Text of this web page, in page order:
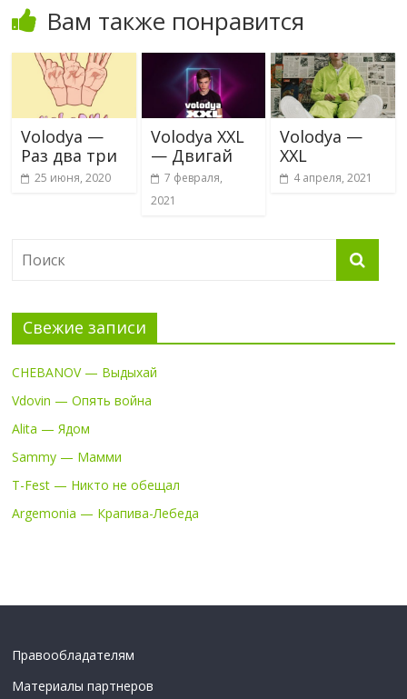
Вам также понравится
Volodya —
Раз два три
25 июня, 2020
Volodya XXL
— Двигай
7 февраля,
2021
Volodya —
XXL
4 апреля, 2021
Свежие записи
CHEBANOV — Выдыхай
Vdovin — Опять война
Alita — Ядом
Sammy — Мамми
T-Fest — Никто не обещал
Argemonia — Крапива-Лебеда
Правообладателям
Материалы партнеров